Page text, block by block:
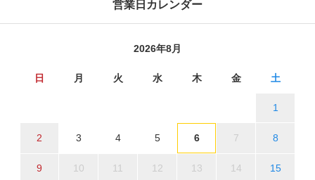
営業日カレンダー
2026年8月
日 月 火 水 木 金 土
1
2 3 4 5 6 7 8
9 10 11 12 13 14 15